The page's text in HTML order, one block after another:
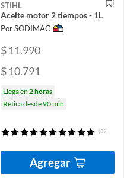
STIHL
Aceite motor 2 tiempos - 1L
Por SODIMAC
$ 11.990
$ 10.791
Llega en 2 horas
Retira desde 90 min
(89)
Agregar